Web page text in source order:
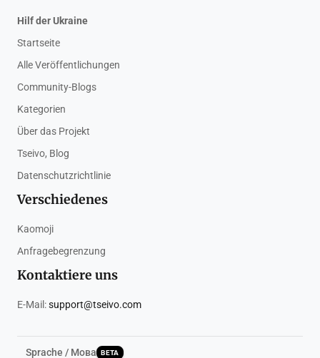
Hilf der Ukraine
Startseite
Alle Veröffentlichungen
Community-Blogs
Kategorien
Über das Projekt
Tseivo, Blog
Datenschutzrichtlinie
Verschiedenes
Kaomoji
Anfragebegrenzung
Kontaktiere uns
E-Mail:support@tseivo.com
Sprache / Мова BETA